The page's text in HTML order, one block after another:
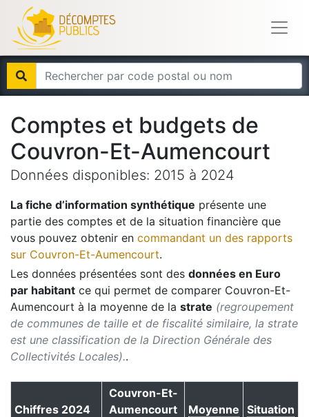
Comptes et budgets de
Couvron-Et-Aumencourt
Données disponibles: 2015 à 2024
La fiche d’information synthétique présente une
partie des comptes et de la situation financière que
vous pouvez obtenir en commandant un des rapports
sur Couvron-Et-Aumencourt.
Les données présentées sont des données en Euro
par habitant ce qui permet de comparer Couvron-Et-
Aumencourt à la moyenne de la strate (regroupement
de communes de taille et de fiscalité similaire, la strate
est une classification de la Direction Générale des
Collectivités Locales)..
Chiffres 2024
Couvron-Et-
Aumencourt
Moyenne Situation